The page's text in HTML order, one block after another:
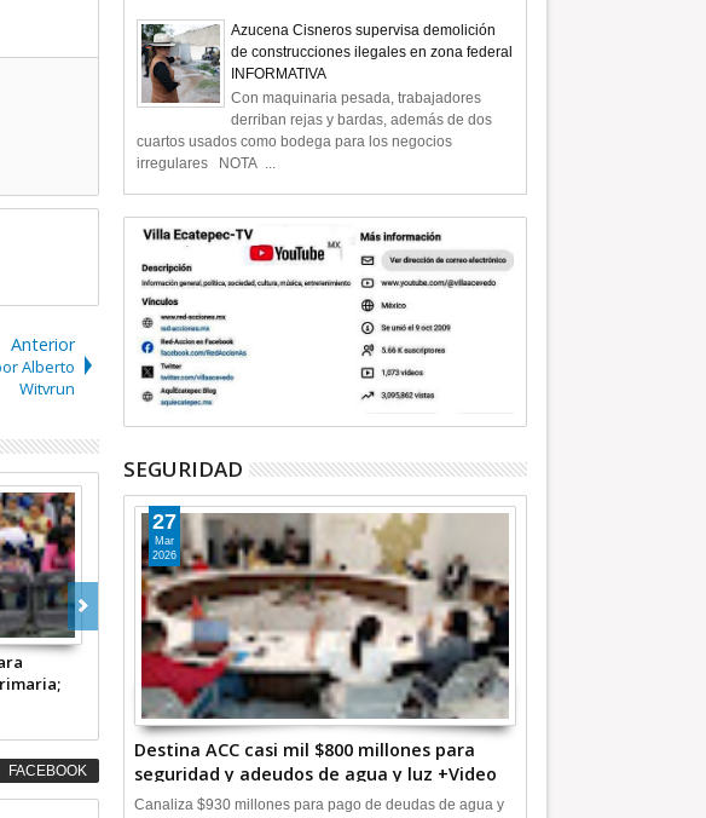
Anterior
Alberto
Witvrun
FACEBOOK
Azucena Cisneros supervisa demolición
de construcciones ilegales en zona federal
INFORMATIVA
Con maquinaria pesada, trabajadores
derriban rejas y bardas, además de dos
cuartos usados como bodega para los negocios
irregulares NOTA ...
SEGURIDAD
Destina ACC casi mil $800 millones para
seguridad y adeudos de agua y luz +Video
27
Mar
2026
Canaliza $930 millones para pago de deudas de agua y